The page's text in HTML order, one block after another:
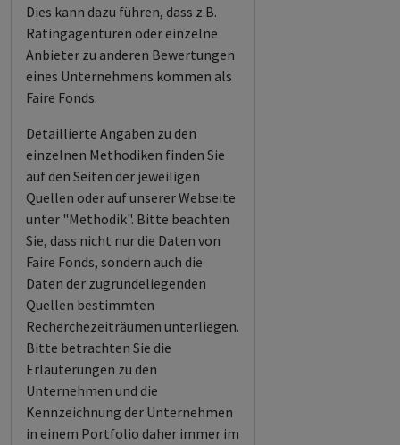
Dies kann dazu führen, dass z.B.
Ratingagenturen oder einzelne
Anbieter zu anderen Bewertungen
eines Unternehmens kommen als
Faire Fonds.
Detaillierte Angaben zu den
einzelnen Methodiken finden Sie
auf den Seiten der jeweiligen
Quellen oder auf unserer Webseite
unter "Methodik". Bitte beachten
Sie, dass nicht nur die Daten von
Faire Fonds, sondern auch die
Daten der zugrundeliegenden
Quellen bestimmten
Recherchezeiträumen unterliegen.
Bitte betrachten Sie die
Erläuterungen zu den
Unternehmen und die
Kennzeichnung der Unternehmen
in einem Portfolio daher immer im